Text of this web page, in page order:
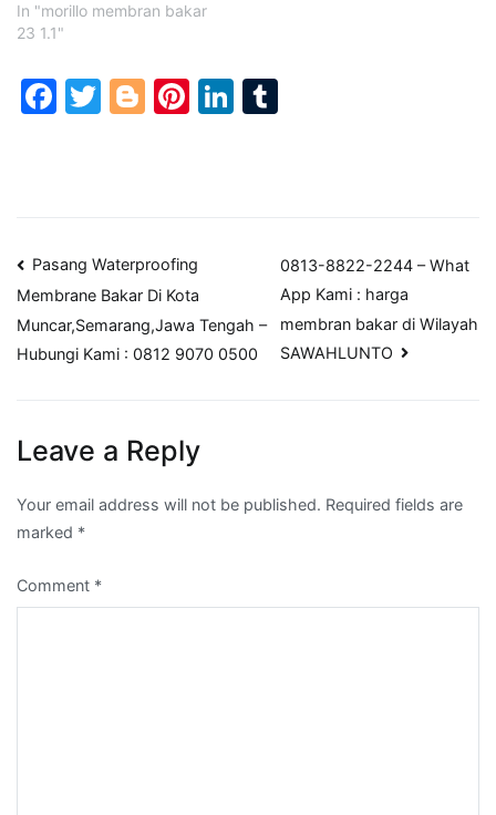
In "morillo membran bakar
23 1.1"
Facebook
Twitter
Blogger
Pinterest
LinkedIn
Post
navigation
Pasang Waterproofing
Membrane Bakar Di Kota
Muncar,Semarang,Jawa Tengah –
Hubungi Kami : 0812 9070 0500
0813-8822-2244 – What
App Kami : harga
membran bakar di Wilayah
SAWAHLUNTO
Leave a Reply
Your email address will not be published. Required fields are
marked *
Comment *